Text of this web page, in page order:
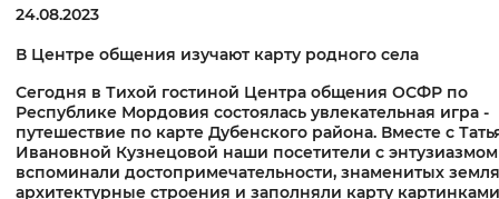
24.08.2023
В Центре общения изучают карту родного села
Сегодня в Тихой гостиной Центра общения ОСФР по
Республике Мордовия состоялась увлекательная игра -
путешествие по карте Дубенского района. Вместе с
Ивановной Кузнецовой наши посетители с энтузиазмом
вспоминали достопримечательности, знаменитых